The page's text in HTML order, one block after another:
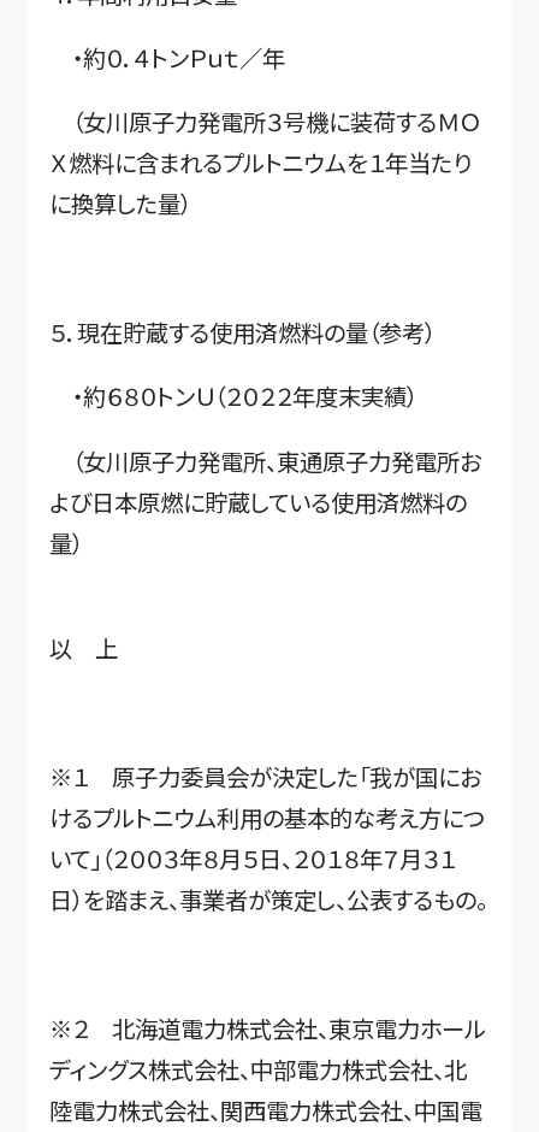
・約０．４トンＰｕｔ／年
（女川原子力発電所３号機に装荷するＭＯ
Ｘ燃料に含まれるプルトニウムを１年当たり
に換算した量）
５．現在貯蔵する使用済燃料の量（参考）
・約６８０トンＵ（２０２２年度末実績）
（女川原子力発電所、東通原子力発電所お
よび日本原燃に貯蔵している使用済燃料の
量）
以 上
※１ 原子力委員会が決定した「我が国にお
けるプルトニウム利用の基本的な考え方につ
いて」（２００３年８月５日、２０１８年７月３１
日）を踏まえ、事業者が策定し、公表するもの。
※２ 北海道電力株式会社、東京電力ホール
ディングス株式会社、中部電力株式会社、北
陸電力株式会社、関西電力株式会社、中国電